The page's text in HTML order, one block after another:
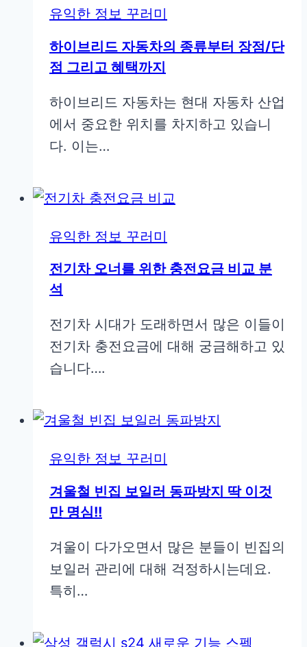
유익한 정보 꾸러미
하이브리드 자동차의 종류부터 장점/단
점 그리고 혜택까지
하이브리드 자동차는 현대 자동차 산업
에서 중요한 위치를 차지하고 있습니
다. 이는…
유익한 정보 꾸러미
전기차 오너를 위한 충전요금 비교 분
석
전기차 시대가 도래하면서 많은 이들이
전기차 충전요금에 대해 궁금해하고 있
습니다….
유익한 정보 꾸러미
겨울철 빈집 보일러 동파방지 딱 이것
만 명심!!
겨울이 다가오면서 많은 분들이 빈집의
보일러 관리에 대해 걱정하시는데요.
특히…